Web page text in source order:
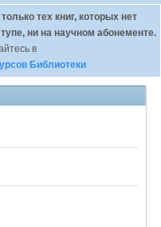
тех книг, которых нет
ни на научном абонементе.
в
Библиотеки